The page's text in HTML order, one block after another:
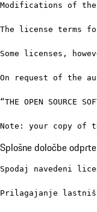
Modifications of
The license terms
Some licenses,
On request of the
“THE OPEN SOURCE
Note: your copy of
Splošne določbe
Spodaj navedeni
Prilagajanje